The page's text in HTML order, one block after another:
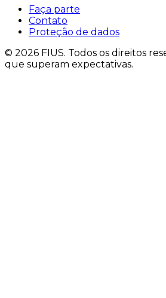
Faça parte
Contato
Proteção de dados
© 2026 FIUS. Todos os direitos
que superam expectativas.